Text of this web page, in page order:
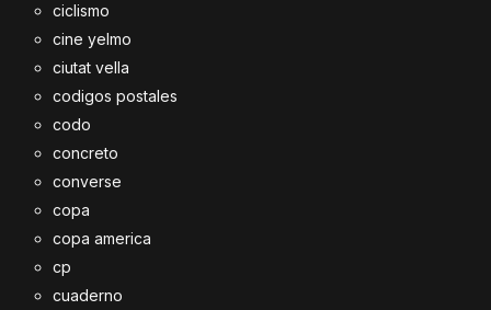
ciclismo
cine yelmo
ciutat vella
codigos postales
codo
concreto
converse
copa
copa america
cp
cuaderno